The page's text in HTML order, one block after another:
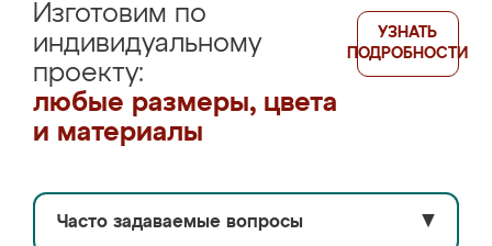
Изготовим по
индивидуальному
проекту:
любые размеры, цвета
и материалы
УЗНАТЬ
ПОДРОБНОСТИ
Часто задаваемые вопросы ▼